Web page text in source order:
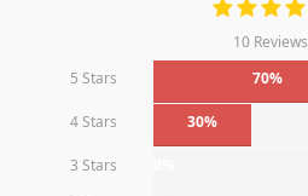
10 Reviews
5 Stars
70%
4 Stars 30%
3 Stars